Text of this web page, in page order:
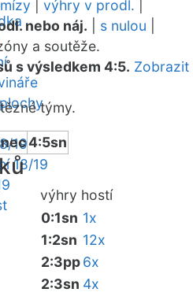
19
18/19
výhry v prodl.
nebo náj. s nulou
a soutěže.
s výsledkem 4:5. Zobrazit
týmy.
4:5sn
výhry hostí
0:1sn 1x
1:2sn 12x
2:3pp6x
2:3sn 4x